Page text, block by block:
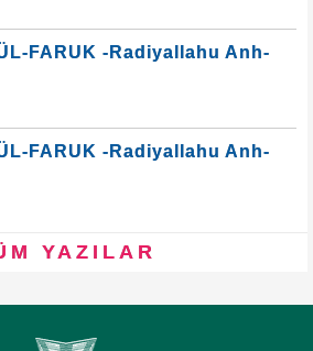
FARUK -Radiyallahu Anh-
FARUK -Radiyallahu Anh-
YAZILAR